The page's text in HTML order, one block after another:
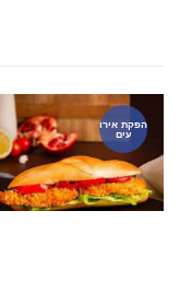
הפקת אירו
עים